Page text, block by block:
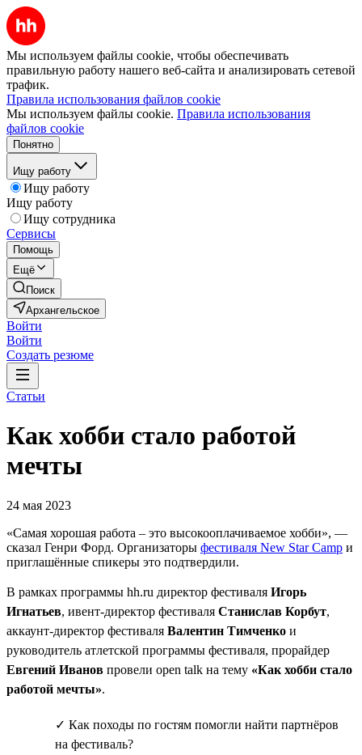
Мы используем файлы cookie, чтобы обеспечивать
правильную работу нашего веб-сайта и анализировать сетевой
трафик.
Правила использования файлов cookie
Мы используем файлы cookie. Правила использования
файлов cookie
Понятно
Ищу работу
Ищу работу
Ищу работу
Ищу сотрудника
Сервисы
Помощь
Ещё
Поиск
Архангельское
Войти
Войти
Создать резюме
Статьи
Как хобби стало работой
мечты
24 мая 2023
«Самая хорошая работа – это высокооплачиваемое хобби», —
сказал Генри Форд. Организаторы фестиваля New Star Camp и
приглашённые спикеры это подтвердили.
В рамках программы hh.ru директор фестиваля Игорь
Игнатьев, ивент-директор фестиваля Станислав Корбут,
аккаунт-директор фестиваля Валентин Тимченко и
руководитель атлетской программы фестиваля, прорайдер
Евгений Иванов провели open talk на тему «Как хобби стало
работой мечты».
✓ Как походы по гостям помогли найти партнёров
на фестиваль?